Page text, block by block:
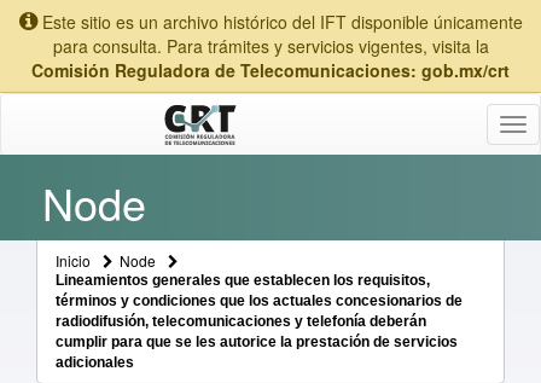
Este sitio es un archivo histórico del IFT disponible únicamente
para consulta. Para trámites y servicios vigentes, visita la
Comisión Reguladora de Telecomunicaciones: gob.mx/crt
Node
Inicio Node
Lineamientos generales que establecen los requisitos,
términos y condiciones que los actuales concesionarios de
radiodifusión, telecomunicaciones y telefonía deberán
cumplir para que se les autorice la prestación de servicios
adicionales